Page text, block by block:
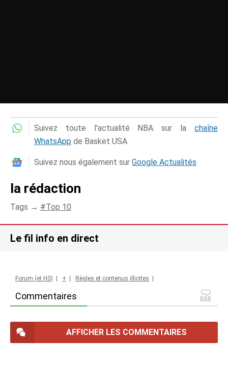
Suivez toute l'actualité NBA sur la chaîne
WhatsApp de Basket USA
Suivez nous également sur Google Actualités
la rédaction
Tags → Top 10
Le fil info en direct
Commentaires
Forum (et HS) | + | Règles et contenus illicites |
AFFICHER LES COMMENTAIRES